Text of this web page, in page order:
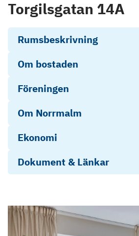
Torgilsgatan 14A
Rumsbeskrivning
Om bostaden
Föreningen
Om Norrmalm
Ekonomi
Dokument & Länkar